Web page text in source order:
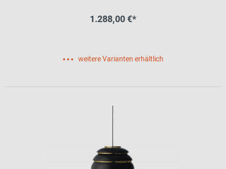
1.288,00 €*
weitere Varianten erhältlich